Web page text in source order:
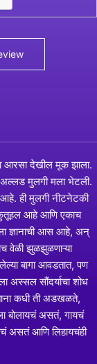
आरसा देखील मूक झाला.
अल्लड मुलगी मला भेटली.
ही मुलगी नीटनेटकी
कुतूहल आहे आणि एकाच
ज्ञानाची आस आहे, अन्
वेळी झुळझुळणाऱ्या
बागा आवडतात, पण
अस्सल सौंदर्याचा शोध
कधी ती अडखळते,
बोलायचं असतं, गायचं
असतं आणि लिहायचंही